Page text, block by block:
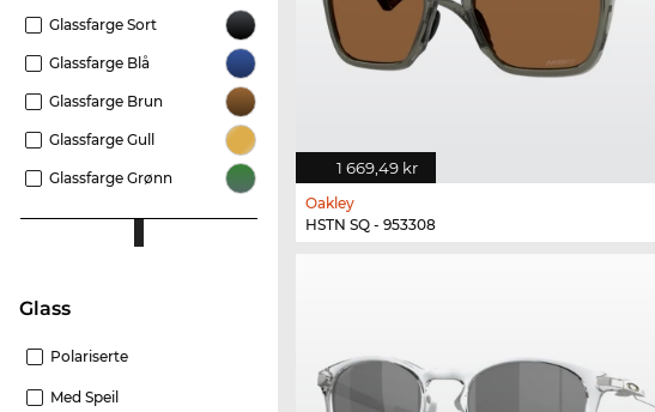
Glassfarge Sort
Glassfarge Blå
Glassfarge Brun
Glassfarge Gull
Glassfarge Grønn
glass
Polariserte
Med Speil
1 669,49 kr
Oakley
HSTN SQ - 953308